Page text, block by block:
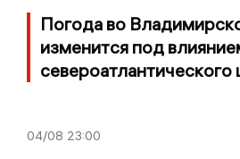
Погода во
изменится под
североатлантического
04/08 23:00